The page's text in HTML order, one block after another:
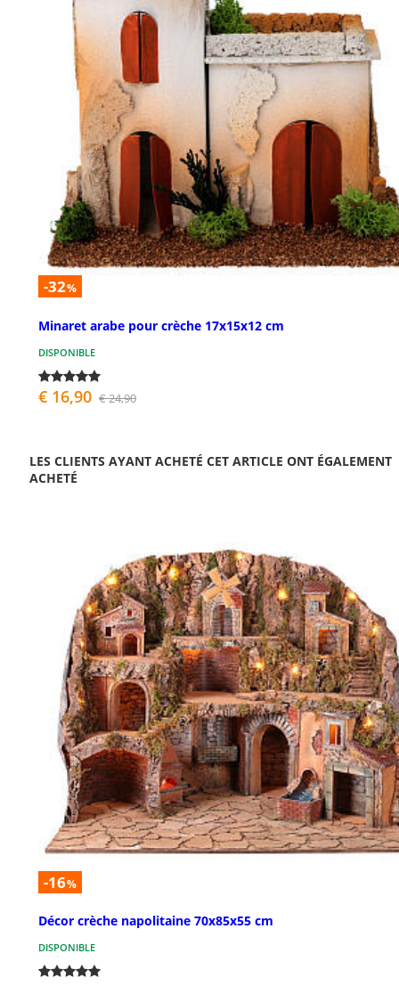
-32%
Minaret arabe pour crèche 17x15x12 cm
DISPONIBLE
€ 16,90 € 24,90
LES CLIENTS AYANT ACHETÉ CET ARTICLE ONT ÉGALEMENT
ACHETÉ
-16%
Décor crèche napolitaine 70x85x55 cm
DISPONIBLE